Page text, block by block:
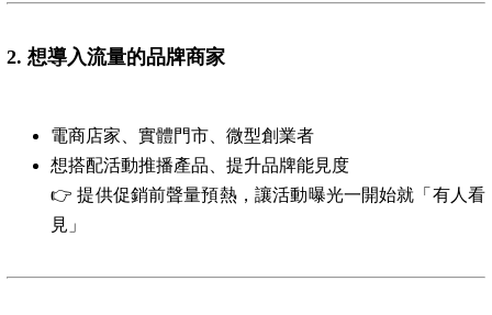
2. 想導入流量的品牌商家
電商店家、實體門市、微型創業者
想搭配活動推播產品、提升品牌能見度
👉 提供促銷前聲量預熱，讓活動曝光一開始就「有人看
見」